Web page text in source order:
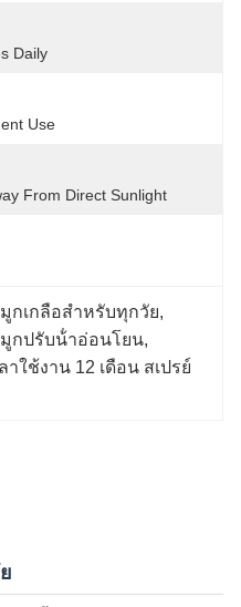
Daily
Use
From Direct Sunlight
มูกเกลือสําหรับทุกวัย,
มูกปรับน้ําอ่อนโยน,
าใช้งาน 12 เดือน สเปรย์